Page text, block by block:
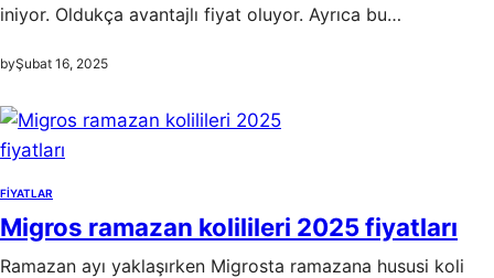
iniyor. Oldukça avantajlı fiyat oluyor. Ayrıca bu…
byŞubat 16, 2025
FIYATLAR
Migros ramazan kolilileri 2025 fiyatları
Ramazan ayı yaklaşırken Migrosta ramazana hususi koli